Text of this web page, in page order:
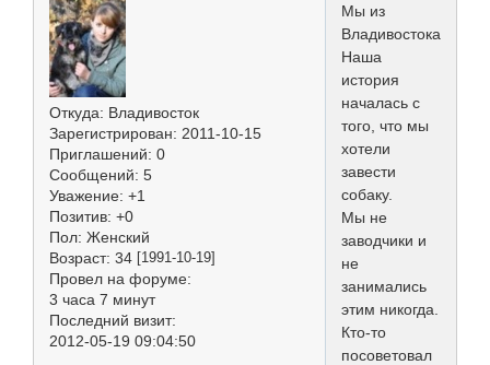
Откуда: Владивосток
Зарегистрирован: 2011-10-15
Приглашений: 0
Сообщений: 5
Уважение: +1
Позитив: +0
Пол: Женский
Возраст: 34 [1991-10-19]
Провел на форуме:
3 часа 7 минут
Последний визит:
2012-05-19 09:04:50
Мы из
Владивостока.
Наша
история
началась с
того, что мы
хотели
завести
собаку.
Мы не
заводчики и
не
занимались
этим никогда.
Кто-то
посоветовал